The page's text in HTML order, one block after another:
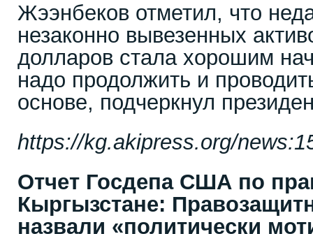
Жээнбеков отметил, что
незаконно вывезенных
долларов стала хорошим
надо продолжить и
основе, подчеркнул
https://kg.akipress.org/
Отчет Госдепа США по
Кыргызстане:
назвали «политически